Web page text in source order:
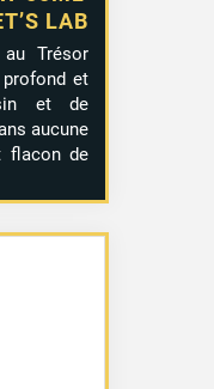
LAB
au Trésor
profond et
et de
aucune
flacon de